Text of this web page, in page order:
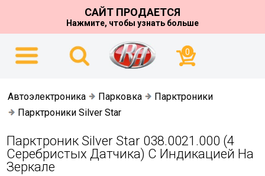
САЙТ ПРОДАЕТСЯ
Нажмите, чтобы узнать больше
0
Автоэлектроника Парковка
Парктроники
Парктроники Silver Star
Парктроник Silver Star 038.0021.000 (4
Серебристых Датчика) С Индикацией На
Зеркале